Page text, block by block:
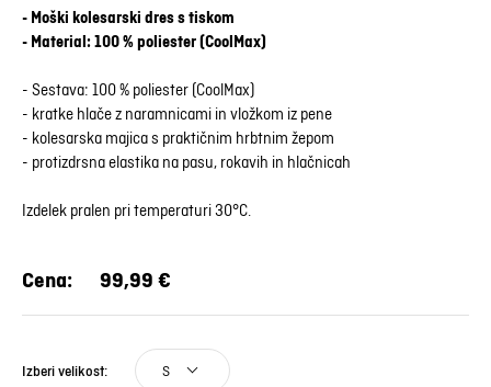
- Moški kolesarski dres s tiskom
- Material: 100 % poliester (CoolMax)
- Sestava: 100 % poliester (CoolMax)
- kratke hlače z naramnicami in vložkom iz pene
- kolesarska majica s praktičnim hrbtnim žepom
- protizdrsna elastika na pasu, rokavih in hlačnicah
Izdelek pralen pri temperaturi 30°C.
Cena: 99,99 €
Izberi velikost: S